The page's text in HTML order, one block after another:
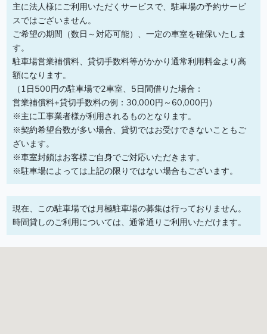
主に法人様にご利用いただくサービスで、駐車場の予約サービ
スではございません。
ご希望の期間（数日～対応可能）、一定の車室を確保いたしま
す。
駐車場営業補償料、貸切手数料等がかかり通常利用料金より高
額になります。
（1日500円の駐車場で2車室、5日間借りた場合：
営業補償料+貸切手数料の例：30,000円～60,000円）
※主に工事業者様が利用されるものとなります。
※契約希望台数が多い場合、貸切ではお受けできないこともご
ざいます。
※車室封鎖はお客様ご自身でご対応いただきます。
※駐車場によっては上記の限りではない場合もございます。
現在、この駐車場では月極駐車場の募集は行っておりません。
時間貸しのご利用については、通常通りご利用いただけます。